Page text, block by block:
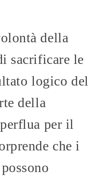
della
sacrificare le
logico del
della
per il
che i